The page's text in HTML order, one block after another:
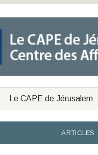
Le CAPE de Jérusalem
ARTICLES